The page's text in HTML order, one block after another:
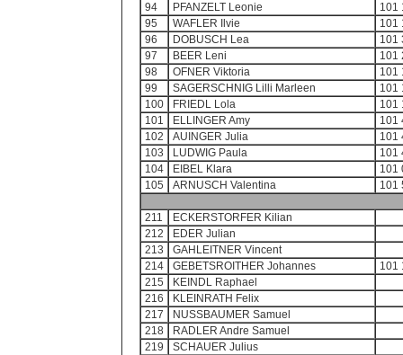
94 PFANZELT Leonie
101
95
WAFLER Ilvie
101
96
DOBUSCH Lea
101
97
BEER Leni
101
98
OFNER Viktoria
101
99
SAGERSCHNIG Lilli Marleen
101
100
FRIEDL Lola
101
101
ELLINGER Amy
101
102
AUINGER Julia
101
103
LUDWIG Paula
101
104
EIBEL Klara
101
105
ARNUSCH Valentina 101
211
ECKERSTORFER Kilian
212
EDER Julian
213
GAHLEITNER Vincent
214
GEBETSROITHER Johannes
101
215
KEINDL Raphael
216
KLEINRATH Felix
217
NUSSBAUMER Samuel
218
RADLER Andre Samuel
219
SCHAUER Julius